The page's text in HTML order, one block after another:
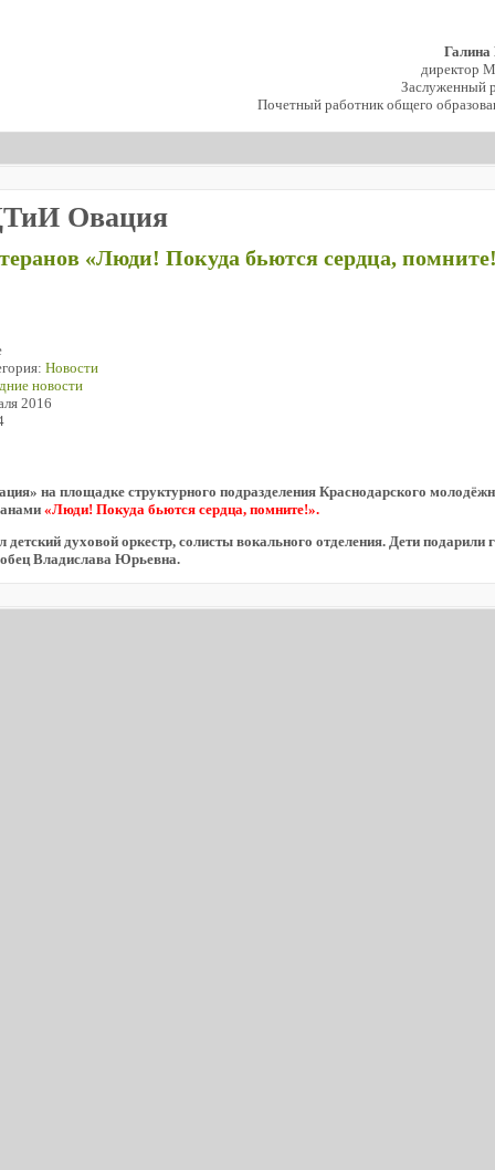
Галина
директор
Заслуженный
Почетный работник общего
Овация
«Люди! Покуда бьются сердца,
Новости
новости
2016
на площадке структурного подразделения Краснодарского
«Люди! Покуда бьются сердца, помните!».
духовой оркестр, солисты вокального отделения. Дети подарили
Владислава Юрьевна.